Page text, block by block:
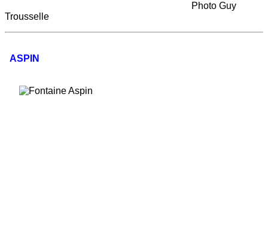
Photo Guy
Trousselle
ASPIN